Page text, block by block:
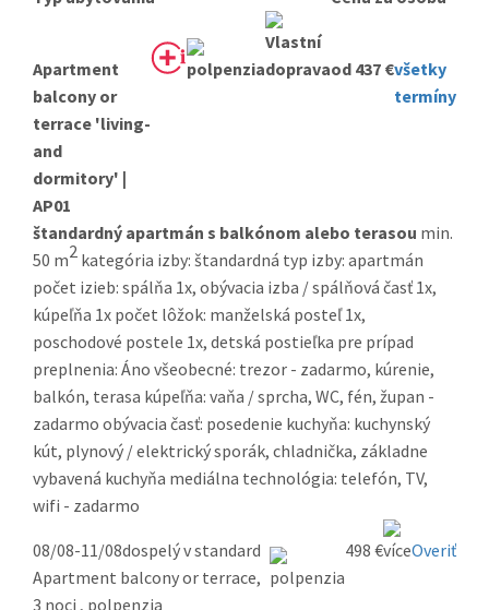
Apartment
balcony or
terrace 'living-
and
dormitory' |
AP01
od 437 €všetky
termíny
štandardný apartmán s balkónom alebo terasou min.
50 m2 kategória izby: štandardná typ izby: apartmán
počet izieb: spálňa 1x, obývacia izba / spálňová časť 1x,
kúpeľňa 1x počet lôžok: manželská posteľ 1x,
poschodové postele 1x, detská postieľka pre prípad
preplnenia: Áno všeobecné: trezor - zadarmo, kúrenie,
balkón, terasa kúpeľňa: vaňa / sprcha, WC, fén, župan -
zadarmo obývacia časť: posedenie kuchyňa: kuchynský
kút, plynový / elektrický sporák, chladnička, základne
vybavená kuchyňa mediálna technológia: telefón, TV,
wifi - zadarmo
08/08-11/08dospelý v standard
Apartment balcony or terrace,
3 noci , polpenzia
498 € Overiť